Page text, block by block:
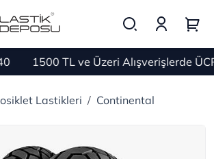
1500 TL ve Üzeri Alışverişlerde
Lastikleri Continental